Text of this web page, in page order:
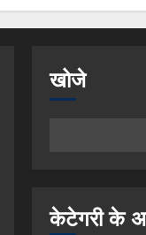
खोजे
केटेगरी के